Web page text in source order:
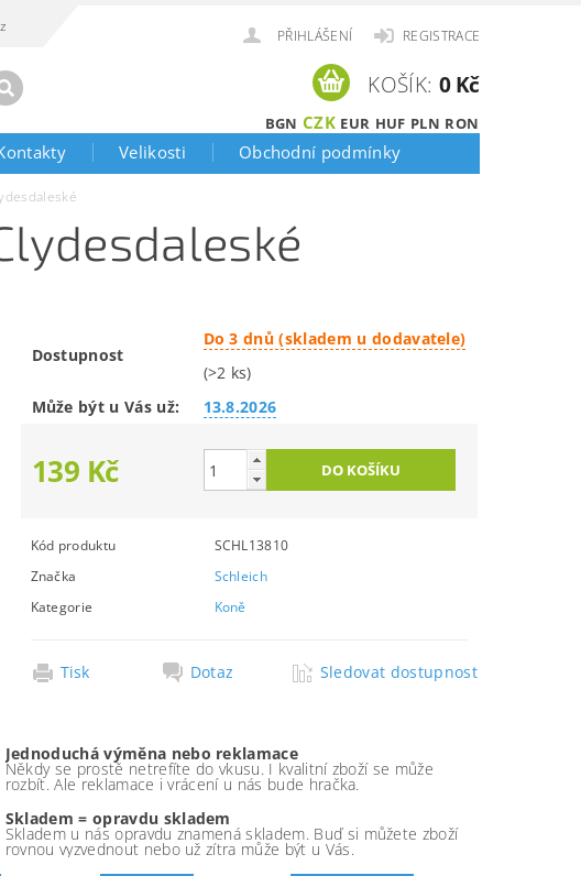
PŘIHLÁŠENÍ REGISTRACE
BGN CZK EUR HUF PLN RON
KOŠÍK: 0 Kč
Velikosti Obchodní podmínky
Dostupnost
Do 3 dnů (skladem u dodavatele)
(>2 ks)
Může být u Vás už:
13.8.2026
139 Kč
Kód produktu
SCHL13810
Značka
Schleich
Kategorie
Koně
Tisk Dotaz Sledovat dostupnost
Jednoduchá výměna nebo reklamace
Někdy se prostě netrefíte do vkusu. I kvalitní zboží se může
rozbít. Ale reklamace i vrácení u nás bude hračka.
Skladem = opravdu skladem
Skladem u nás opravdu znamená skladem. Buď si můžete zboží
rovnou vyzvednout nebo už zítra může být u Vás.